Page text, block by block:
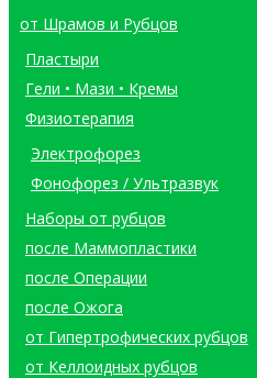
от Шрамов и Рубцов
Пластыри
Гели • Мази • Кремы
Физиотерапия
Электрофорез
Фонофорез / Ультразвук
Наборы от рубцов
после Маммопластики
после Операции
после Ожога
от Гипертрофических рубцов
от Келлоидных рубцов